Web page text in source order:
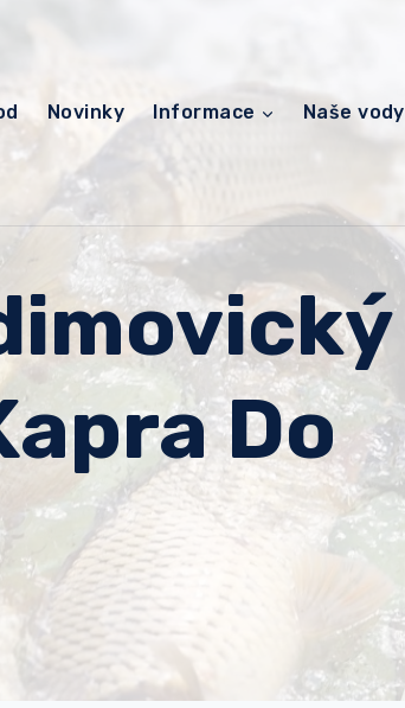
Novinky Informace Naše vody
Do